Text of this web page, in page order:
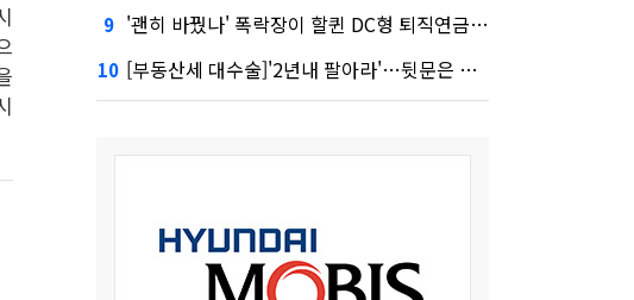
9 '괜히 바꿨나' 폭락장이 할퀸 DC형 퇴직연금…전문가 조언은
10 [부동산세 대수술]'2년내 팔아라'…뒷문은 열었다